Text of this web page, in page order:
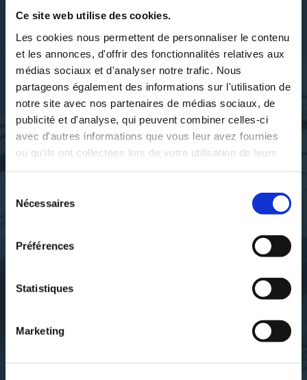
Ce site web utilise des cookies.
Les cookies nous permettent de personnaliser le contenu
et les annonces, d'offrir des fonctionnalités relatives aux
médias sociaux et d'analyser notre trafic. Nous
partageons également des informations sur l'utilisation de
notre site avec nos partenaires de médias sociaux, de
publicité et d'analyse, qui peuvent combiner celles-ci
avec d'autres informations que vous leur avez fournies
ou qu'ils ont collectées lors de votre utilisation de leurs
Nécessaires
Préférences
Statistiques
Marketing
DÉCOUVRIR PATRICK
FRICKERT
SES OUVRAGES
HOMME AU FOYER :
PATRICK FRICKERT
ITINÉRAIRE D'UN